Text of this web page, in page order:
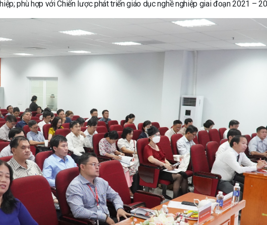
phù hợp với Chiến lược phát triển giáo dục nghề nghiệp giai đoạn 2021 –